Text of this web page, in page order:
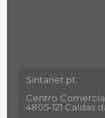
Sintanet.pt
Centro
4805-121 Caldas